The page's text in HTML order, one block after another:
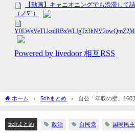
ホーム 5chまとめ
自公「年収の壁」
提出 国民民主は賛同せず [お断り★]
5chまとめ 政治 自民党 国民民